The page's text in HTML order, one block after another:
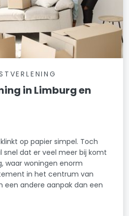
in Limburg en
op papier simpel. Toch
snel dat er veel meer bij komt
waar woningen enorm
in het centrum van
een andere aanpak dan een